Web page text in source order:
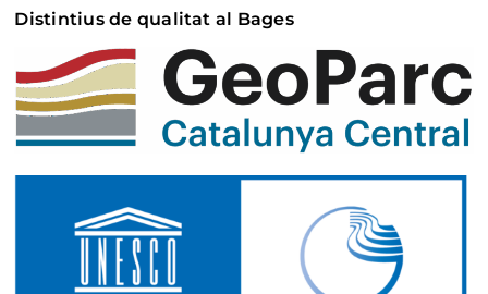
Distintius de qualitat al Bages